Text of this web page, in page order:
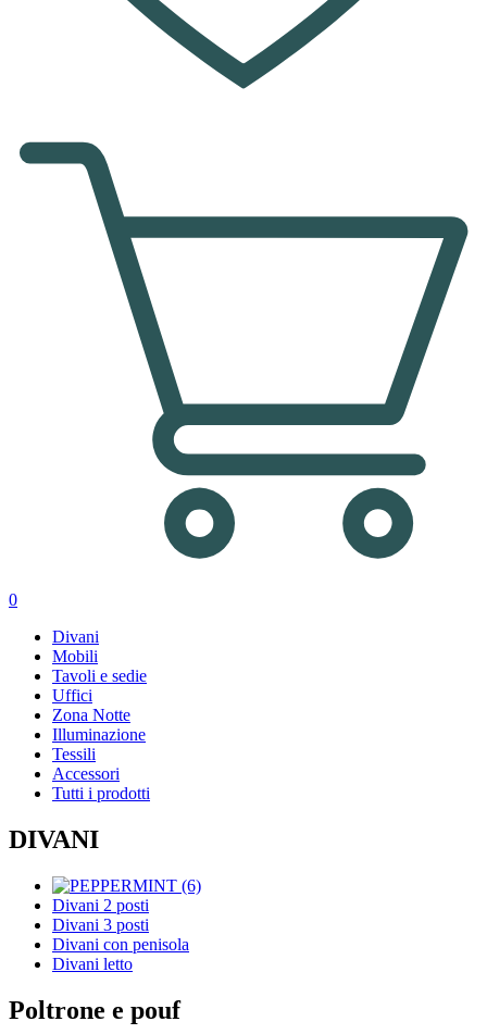
0
Divani
Mobili
Tavoli e sedie
Uffici
Zona Notte
Illuminazione
Tessili
Accessori
Tutti i prodotti
DIVANI
Divani 2 posti
Divani 3 posti
Divani con penisola
Divani letto
Poltrone e pouf